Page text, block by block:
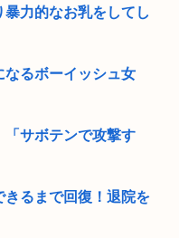
暴力的なお乳をしてし
なるボーイッシュ女
「サボテンで攻撃す
るまで回復！退院を